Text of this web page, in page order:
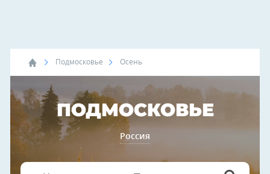
Подмосковье Осень
ПОДМОСКОВЬЕ
Россия